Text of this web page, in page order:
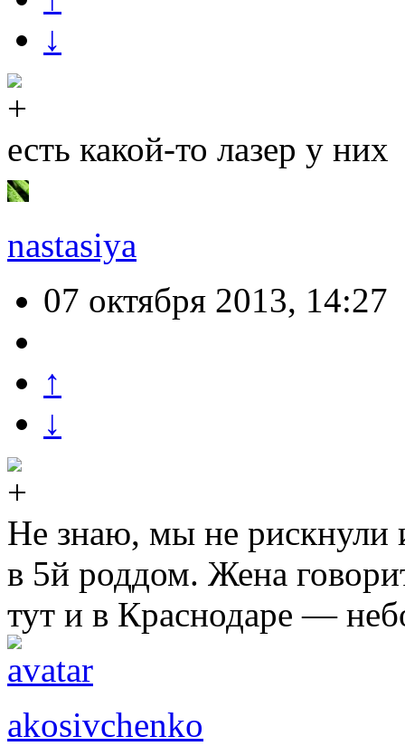
↓
есть какой-то лазер у них
nastasiya
07 октября 2013, 14:27
↑
↓
Не знаю, мы не рискнули
в 5й роддом. Жена
тут и в Краснодаре —
akosivchenko